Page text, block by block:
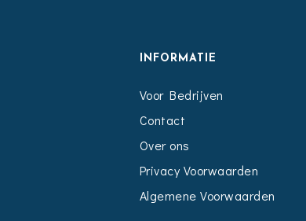
INFORMATIE
Voor Bedrijven
Contact
Over ons
Privacy Voorwaarden
Algemene Voorwaarden